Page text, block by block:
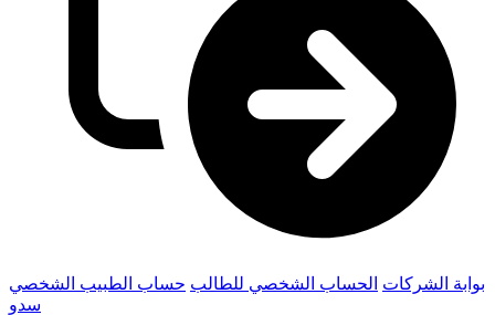
بوابة الشركات الحساب الشخصي للطالب حساب الطبيب الشخصي
سدو